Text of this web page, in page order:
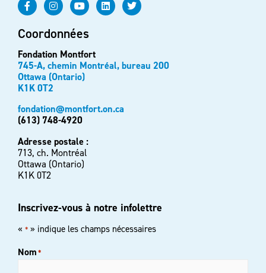
Coordonnées
Fondation Montfort
745-A, chemin Montréal, bureau 200
Ottawa (Ontario)
K1K 0T2
fondation@montfort.on.ca
(613) 748-4920
Adresse postale :
713, ch. Montréal
Ottawa (Ontario)
K1K 0T2
Inscrivez-vous à notre infolettre
« * » indique les champs nécessaires
Nom*